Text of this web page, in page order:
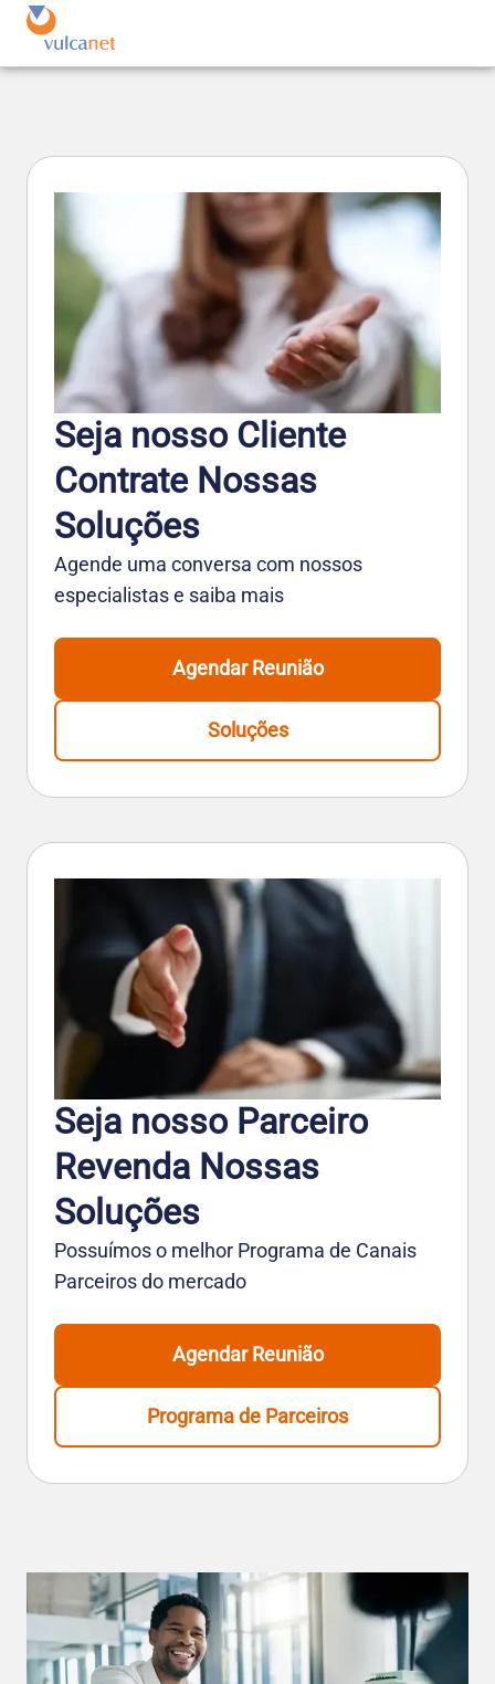
Seja nosso Cliente
Contrate Nossas
Soluções
Agende uma conversa com nossos
especialistas e saiba mais
Agendar Reunião
Soluções
Seja nosso Parceiro
Revenda Nossas
Soluções
Possuímos o melhor Programa de Canais
Parceiros do mercado
Agendar Reunião
Programa de Parceiros